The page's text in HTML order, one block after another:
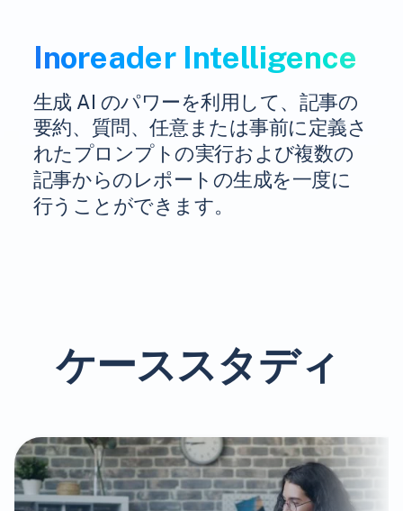
Inoreader Intelligence
生成 AI のパワーを利用して、記事の
要約、質問、任意または事前に定義さ
れたプロンプトの実行および複数の
記事からのレポートの生成を一度に
行うことができます。
ケーススタディ